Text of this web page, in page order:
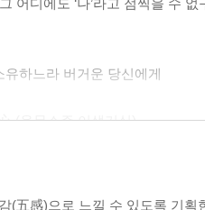
어디에도 ‘나’라고 점찍을 수 없
유하느라 버거운 당신에게
(응무소주 이생기심)
을 알 때
(五感)으로 느낄 수 있도록 기획